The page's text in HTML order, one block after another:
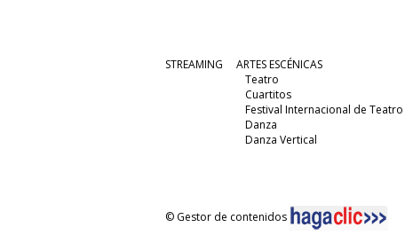
STREAMING
ARTES ESCÉNICAS
Teatro
Cuartitos
Festival Internacional de Teatro
Danza
Danza Vertical
© Gestor de contenidos